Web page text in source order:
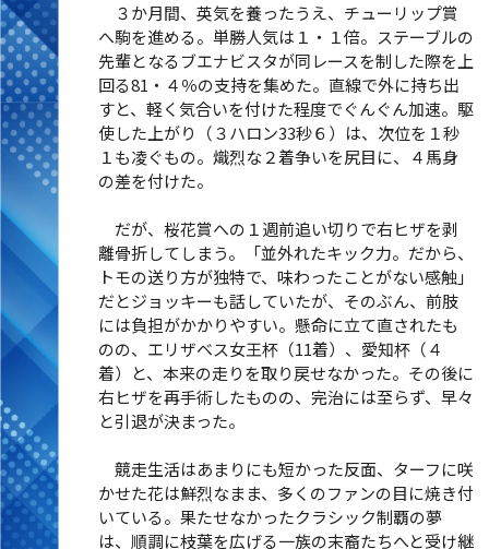
３か月間、英気を養ったうえ、チューリップ賞
へ駒を進める。単勝人気は１・１倍。ステーブルの
先輩となるブエナビスタが同レースを制した際を上
回る81・４％の支持を集めた。直線で外に持ち出
すと、軽く気合いを付けた程度でぐんぐん加速。駆
使した上がり（３ハロン33秒６）は、次位を１秒
１も凌ぐもの。熾烈な２着争いを尻目に、４馬身
の差を付けた。
だが、桜花賞への１週前追い切りで右ヒザを剥
離骨折してしまう。「並外れたキック力。だから、
トモの送り方が独特で、味わったことがない感触」
だとジョッキーも話していたが、そのぶん、前肢
には負担がかかりやすい。懸命に立て直されたも
のの、エリザベス女王杯（11着）、愛知杯（４
着）と、本来の走りを取り戻せなかった。その後に
右ヒザを再手術したものの、完治には至らず、早々
と引退が決まった。
競走生活はあまりにも短かった反面、ターフに咲
かせた花は鮮烈なまま、多くのファンの目に焼き付
いている。果たせなかったクラシック制覇の夢
は、順調に枝葉を広げる一族の末裔たちへと受け継